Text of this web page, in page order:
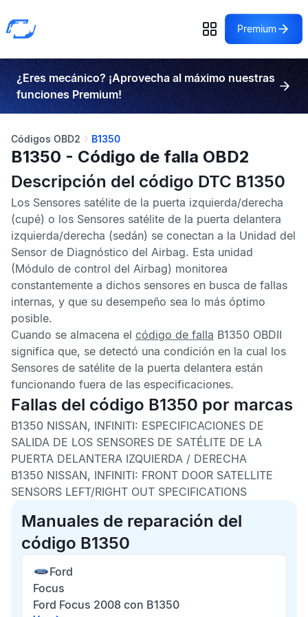
Premium
¿Eres mecánico? ¡Aprovecha al máximo nuestras
funciones Premium!
Códigos OBD2 B1350
B1350 - Código de falla OBD2
Descripción del código DTC B1350
Los Sensores satélite de la puerta izquierda/derecha
(cupé) o los Sensores satélite de la puerta delantera
izquierda/derecha (sedán) se conectan a la Unidad del
Sensor de Diagnóstico del Airbag. Esta unidad
(Módulo de control del Airbag) monitorea
constantemente a dichos sensores en busca de fallas
internas, y que su desempeño sea lo más óptimo
posible.
Cuando se almacena el código de falla B1350 OBDII
significa que, se detectó una condición en la cual los
Sensores de satélite de la puerta delantera están
funcionando fuera de las especificaciones.
Fallas del código B1350 por marcas
B1350 NISSAN, INFINITI: ESPECIFICACIONES DE
SALIDA DE LOS SENSORES DE SATÉLITE DE LA
PUERTA DELANTERA IZQUIERDA / DERECHA
B1350 NISSAN, INFINITI: FRONT DOOR SATELLITE
SENSORS LEFT/RIGHT OUT SPECIFICATIONS
Manuales de reparación del
código B1350
Ford
Focus
Ford Focus 2008 con B1350